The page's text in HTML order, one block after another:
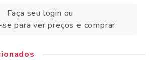
Faça seu login ou
para ver preços e comprar